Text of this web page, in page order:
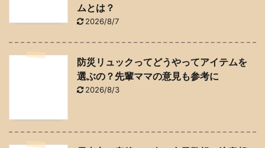
ムとは？
2026/8/7
防災リュックってどうやってアイテムを
選ぶの？先輩ママの意見も参考に
2026/8/3